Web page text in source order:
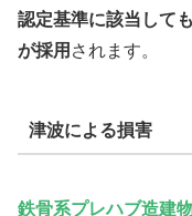
認定基準に該当して
が採用 されます。
津波による損害
鉄骨系プレハブ造建